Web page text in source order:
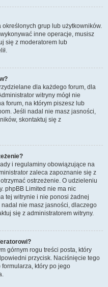
grup lub użytkowników.
inne operacje, musisz
się z moderatorem lub
dla każdego forum, dla
witryny mógł nie
forum, na którym piszesz lub
Jeśli nadal nie masz jasności,
skontaktuj się z
i regulaminy obowiązujące na
zaleca zapoznanie się z
ostrzeżenie. O udzieleniu
phpBB Limited nie ma nic
tej witrynie i nie ponosi żadnej
nie masz jasności, dlaczego
się z administratorem witryny.
górnym rogu treści posta, który
przycisk. Naciśnięcie tego
który po jego